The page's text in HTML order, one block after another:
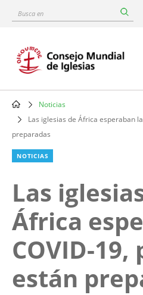
content
Busca
Main
navigation
Breadcrumb
Noticias
Las iglesias de África esperaban
preparadas
NOTICIAS
Las
África
COVID-
están